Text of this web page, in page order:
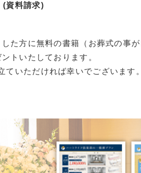
(資料請求)
た方に無料の書籍（お葬式の事
トいたしております。
ていただければ幸いでございます。